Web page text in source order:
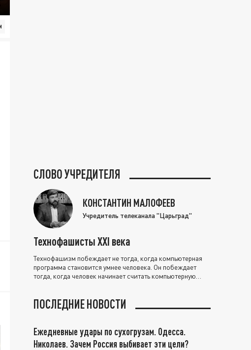
СЛОВО УЧРЕДИТЕЛЯ
КОНСТАНТИН МАЛОФЕЕВ
Учредитель телеканала "Царьград"
Технофашисты XXI века
Технофашизм побеждает не тогда, когда компьютерная
программа становится умнее человека. Он побеждает
тогда, когда человек начинает считать компьютерную
ПОСЛЕДНИЕ НОВОСТИ
Ежедневные удары по сухогрузам. Одесса.
Николаев. Зачем Россия выбивает эти цели?